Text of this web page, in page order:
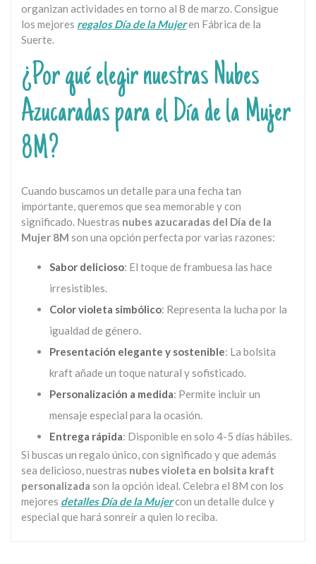
organizan actividades en torno al 8 de marzo. Consigue
los mejores regalos Día de la Mujeren Fábrica de la
Suerte.
¿Por qué elegir nuestras Nubes
Azucaradas para el Día de la Mujer
8M?
Cuando buscamos un detalle para una fecha tan
importante, queremos que sea memorable y con
significado. Nuestras nubes azucaradas del Día de la
Mujer 8M son una opción perfecta por varias razones:
Sabor delicioso: El toque de frambuesa las hace
irresistibles.
Color violeta simbólico: Representa la lucha por la
igualdad de género.
Presentación elegante y sostenible: La bolsita
kraft añade un toque natural y sofisticado.
Personalización a medida: Permite incluir un
mensaje especial para la ocasión.
Entrega rápida: Disponible en solo 4-5 días hábiles.
Si buscas un regalo único, con significado y que además
sea delicioso, nuestras nubes violeta en bolsita kraft
personalizada son la opción ideal. Celebra el 8M con los
mejores detalles Día de la Mujercon un detalle dulce y
especial que hará sonreír a quien lo reciba.